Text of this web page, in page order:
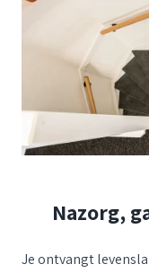
Nazorg,
Je ontvangt